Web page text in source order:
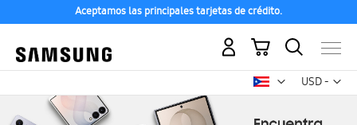
Aceptamos las principales tarjetas de crédito.
USD -
dólar
Mi carrito